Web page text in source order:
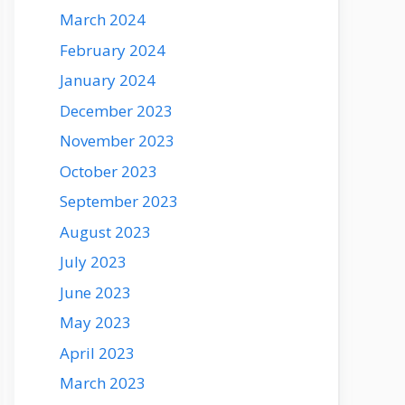
March 2024
February 2024
January 2024
December 2023
November 2023
October 2023
September 2023
August 2023
July 2023
June 2023
May 2023
April 2023
March 2023